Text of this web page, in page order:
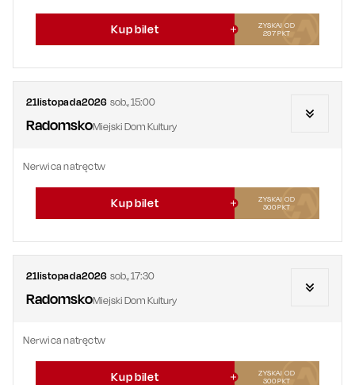
Kup bilet
ZYSKAJ OD
297PKT
21listopada2026 sob.,15:00
RadomskoMiejski Dom Kultury
Nerwica natręctw
Kup bilet
ZYSKAJ OD
300PKT
21listopada2026 sob.,17:30
RadomskoMiejski Dom Kultury
Nerwica natręctw
Kup bilet
ZYSKAJ OD
300PKT